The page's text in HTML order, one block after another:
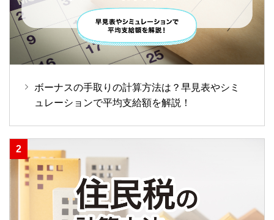
ボーナスの手取りの計算方法は？早見表やシミ
ュレーションで平均支給額を解説！